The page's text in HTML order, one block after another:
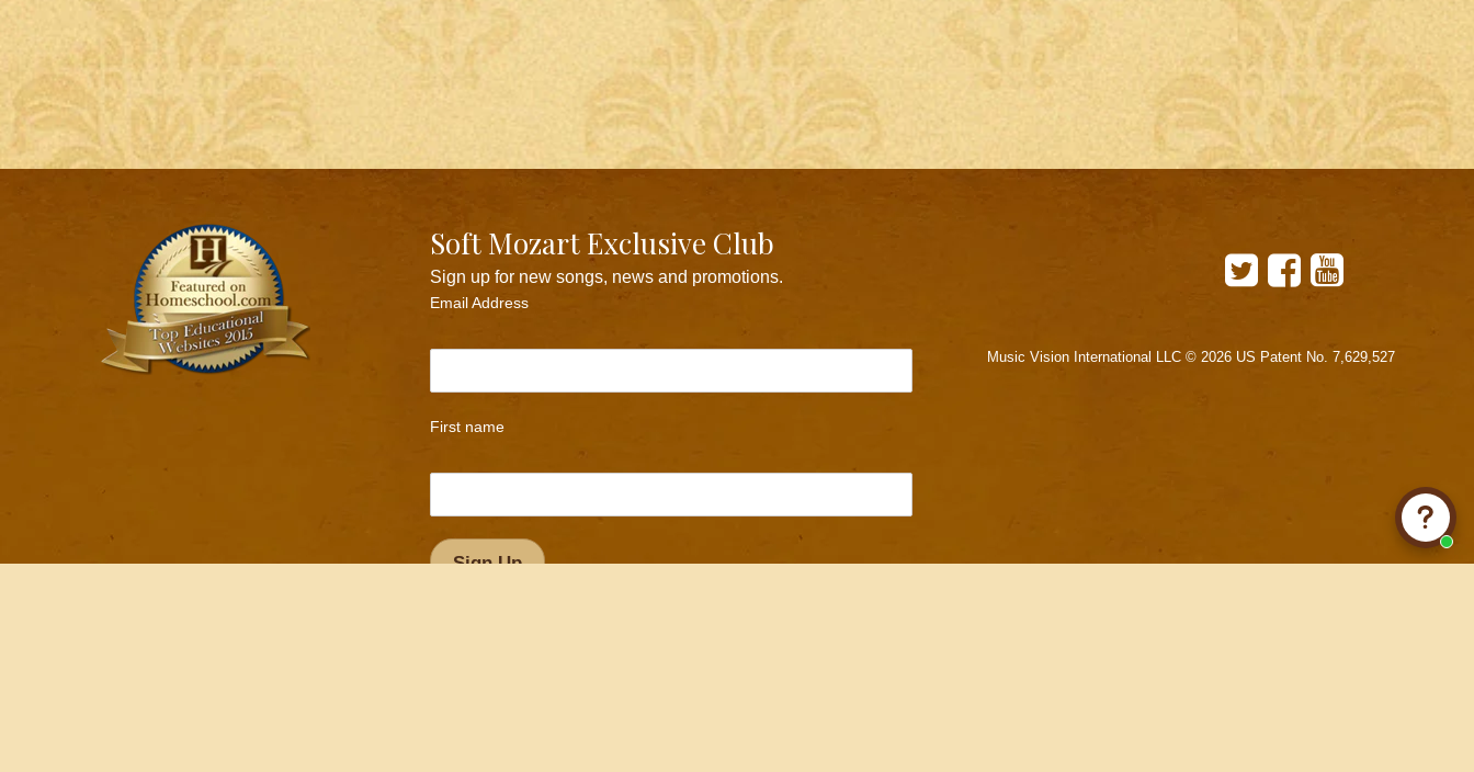
Soft Mozart Exclusive Club
Sign up for new songs, news and promotions.
Email Address
First name
Twitter Facebook
Music Vision International LLC © 2026 US Patent No. 7,629,527